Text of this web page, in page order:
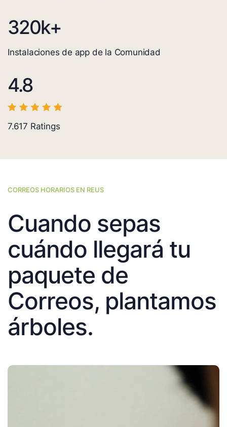
320k+
Instalaciones de app de la Comunidad
4.8
7.617 Ratings
CORREOS HORARIOS EN REUS
Cuando sepas
cuándo llegará tu
paquete de
Correos, plantamos
árboles.